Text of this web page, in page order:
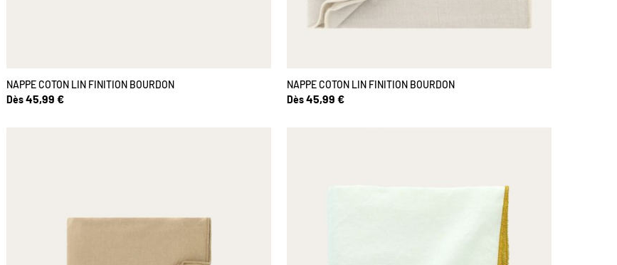
NAPPE COTON LIN FINITION BOURDON
Dès45,99 €
NAPPE COTON LIN FINITION BOURDON
Dès45,99 €